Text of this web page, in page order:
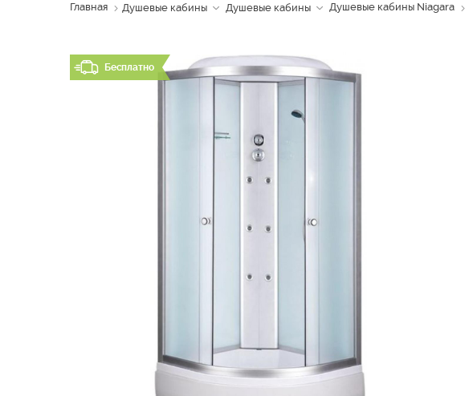
Главная Душевые кабины Душевые кабины Душевые кабины Niagara
Бесплатно